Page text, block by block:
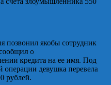
позвонил якобы сотрудник
о
кредита на ее имя. Под
девушка перевела
рублей.